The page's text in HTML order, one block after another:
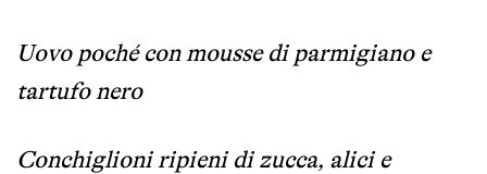
Uovo poché con mousse di parmigiano e
tartufo nero
Conchiglioni ripieni di zucca, alici e